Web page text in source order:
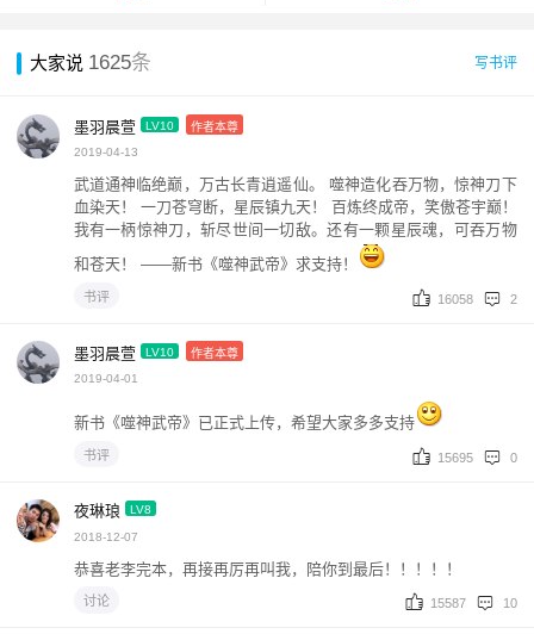
大家说 1625条 写书评
墨羽晨萱 LV10
作者本尊
2019-04-13
武道通神临绝巅，万古长青逍遥仙。 噬神造化吞万物，惊神刀下
血染天！ 一刀苍穹断，星辰镇九天！ 百炼终成帝，笑傲苍宇巅！
我有一柄惊神刀，斩尽世间一切敌。还有一颗星辰魂，可吞万物
和苍天！ ——新书《噬神武帝》求支持！
16058 2
书评
墨羽晨萱 LV10
作者本尊
2019-04-01
新书《噬神武帝》已正式上传，希望大家多多支持
15695 0
书评
夜琳琅 LV8
2018-12-07
恭喜老李完本，再接再厉再叫我，陪你到最后！！！！！
15587 10
讨论